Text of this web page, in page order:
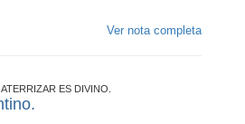
Ver nota completa
ES DIVINO.